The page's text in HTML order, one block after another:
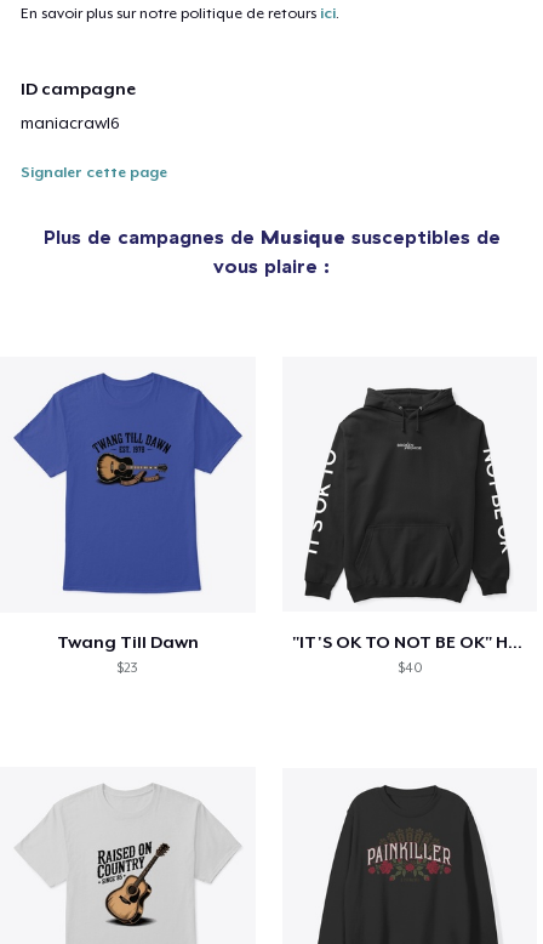
En savoir plus sur notre politique de retours ici.
ID campagne
maniacrawl6
Signaler cette page
Plus de campagnes de Musique susceptibles de
vous plaire :
Twang Till Dawn
$23
"IT'S OK TO NOT BE OK" Hoodie (BP LOGO)
$40